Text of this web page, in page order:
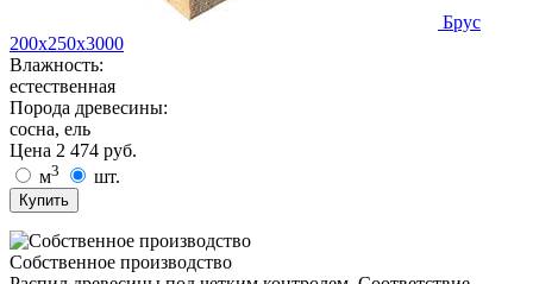
Брус
200х250х3000
Влажность:
естественная
Порода древесины:
сосна, ель
Цена 2 474 руб.
м3 шт.
Купить
Собственное производство